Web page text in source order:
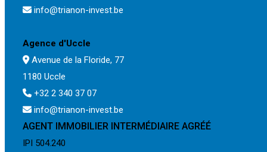
info@trianon-invest.be
Agence d'Uccle
Avenue de la Floride, 77
1180 Uccle
+32 2 340 37 07
info@trianon-invest.be
AGENT IMMOBILIER INTERMÉDIAIRE AGRÉÉ
IPI 504.240